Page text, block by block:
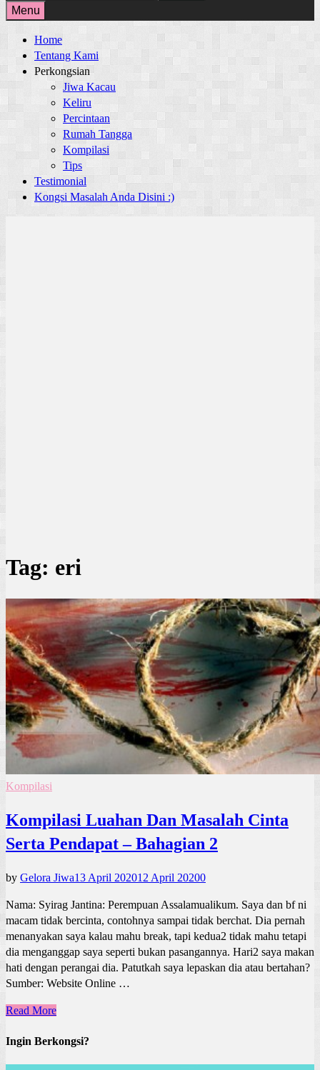
for:
Menu
Home
Tentang Kami
Perkongsian
Jiwa Kacau
Keliru
Percintaan
Rumah Tangga
Kompilasi
Tips
Testimonial
Kongsi Masalah Anda Disini :)
Tag: eri
Kompilasi
Kompilasi Luahan Dan Masalah Cinta
Serta Pendapat – Bahagian 2
by Gelora Jiwa13 April 202012 April 20200
Nama: Syirag Jantina: Perempuan Assalamualikum. Saya dan bf ni
macam tidak bercinta, contohnya sampai tidak berchat. Dia pernah
menanyakan saya kalau mahu break, tapi kedua2 tidak mahu tetapi
dia menganggap saya seperti bukan pasangannya. Hari2 saya makan
hati dengan perangai dia. Patutkah saya lepaskan dia atau bertahan?
Sumber: Website Online …
Read More
Ingin Berkongsi?